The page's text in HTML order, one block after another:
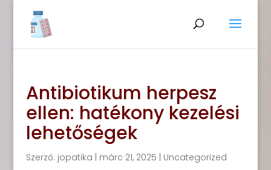
Antibiotikum herpesz
ellen: hatékony kezelési
lehetőségek
Szerző: jopatika márc 21, 2025 Uncategorized